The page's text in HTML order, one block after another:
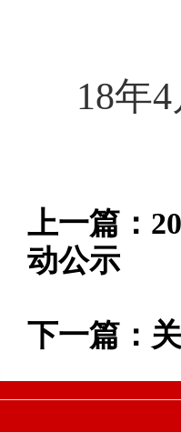
18年4
上一篇：
动公示
下一篇：